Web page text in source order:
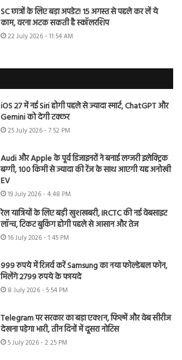
SC छात्रों के लिए बड़ा अपडेट! 15 अगस्त से पहले कर लें ये
काम, वरना अटक सकती है स्कॉलरशिप
22 July 2026 - 11:54 AM
iOS 27 में नई Siri होगी पहले से ज्यादा स्मार्ट, ChatGPT और
Gemini को देगी टक्कर
25 July 2026 - 7:52 PM
Audi और Apple के पूर्व डिजाइनरों ने बनाई लग्जरी इलेक्ट्रिक
बग्गी, 100 किमी से ज्यादा की रेंज के साथ आएगी यह अनोखी
EV
19 July 2026 - 4:48 PM
रेल यात्रियों के लिए बड़ी खुशखबरी, IRCTC की नई वेबसाइट
लॉन्च, टिकट बुकिंग होगी पहले से आसान और तेज
16 July 2026 - 1:45 PM
999 रुपये में रिजर्व करें Samsung का नया फोल्डेबल फोन,
मिलेंगे 2799 रुपये के फायदे
8 July 2026 - 5:54 PM
Telegram पर सरकार का बड़ा एक्शन, फिल्में और वेब सीरीज
देखना पड़ेगा भारी, तीन दिनों में दूसरा नोटिस
5 July 2026 - 2:25 PM